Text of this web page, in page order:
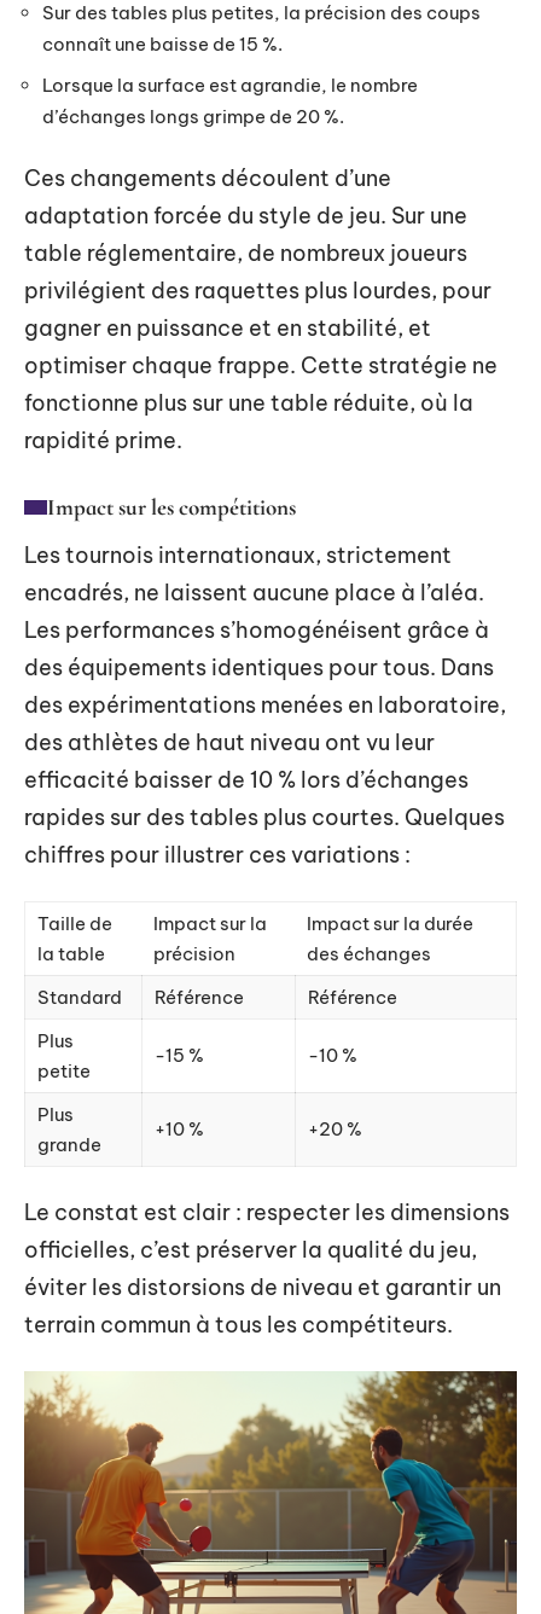
Sur des tables plus petites, la précision des coups
connaît une baisse de 15 %.
Lorsque la surface est agrandie, le nombre
d’échanges longs grimpe de 20 %.
Ces changements découlent d’une
adaptation forcée du style de jeu. Sur une
table réglementaire, de nombreux joueurs
privilégient des raquettes plus lourdes, pour
gagner en puissance et en stabilité, et
optimiser chaque frappe. Cette stratégie ne
fonctionne plus sur une table réduite, où la
rapidité prime.
Impact sur les compétitions
Les tournois internationaux, strictement
encadrés, ne laissent aucune place à l’aléa.
Les performances s’homogénéisent grâce à
des équipements identiques pour tous. Dans
des expérimentations menées en laboratoire,
des athlètes de haut niveau ont vu leur
efficacité baisser de 10 % lors d’échanges
rapides sur des tables plus courtes. Quelques
chiffres pour illustrer ces variations :
Taille de
la table
Impact sur la
précision
Impact sur la durée
des échanges
Standard
Référence
Référence
Plus
petite
-15 % -10 %
Plus
grande
+10 % +20 %
Le constat est clair : respecter les dimensions
officielles, c’est préserver la qualité du jeu,
éviter les distorsions de niveau et garantir un
terrain commun à tous les compétiteurs.